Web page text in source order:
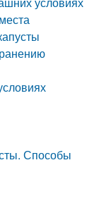
Способы